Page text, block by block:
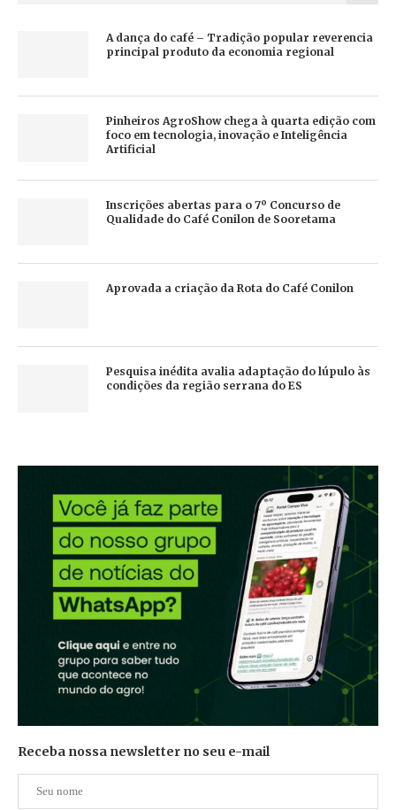
A dança do café – Tradição popular reverencia
principal produto da economia regional
Pinheiros AgroShow chega à quarta edição com
foco em tecnologia, inovação e Inteligência
Artificial
Inscrições abertas para o 7º Concurso de
Qualidade do Café Conilon de Sooretama
Aprovada a criação da Rota do Café Conilon
Pesquisa inédita avalia adaptação do lúpulo às
condições da região serrana do ES
Receba nossa newsletter no seu e-mail